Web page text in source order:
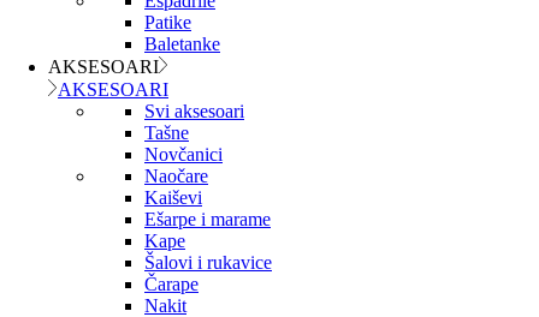
Patike
Baletanke
AKSESOARI
AKSESOARI
Svi aksesoari
Tašne
Novčanici
Naočare
Kaiševi
Ešarpe i marame
Kape
Šalovi i rukavice
Čarape
Nakit